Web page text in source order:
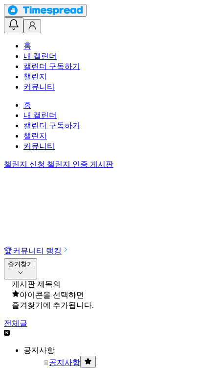
홈
내 캘린더
캘린더 구독하기
챌린지
커뮤니티
홈
내 캘린더
캘린더 구독하기
챌린지
커뮤니티
챌린지 신청 챌린지 인증 게시판
🏆커뮤니티 랭킹
즐겨찾기
게시판 제목의
아이콘을 선택하면
즐겨찾기에 추가됩니다.
전체글
공지사항
공지사항